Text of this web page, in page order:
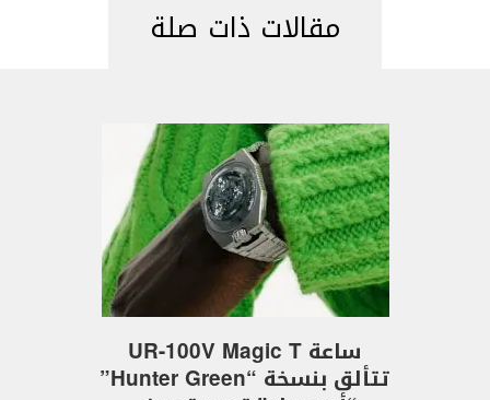
مقالات ذات صلة
ساعة UR-100V Magic T
تتألق بنسخة “Hunter Green”